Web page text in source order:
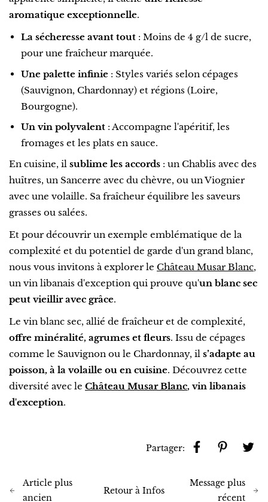
aromatique exceptionnelle.
La sécheresse avant tout : Moins de 4 g/l de sucre,
pour une fraîcheur marquée.
Une palette infinie : Styles variés selon cépages
(Sauvignon, Chardonnay) et régions (Loire,
Bourgogne).
Un vin polyvalent : Accompagne l'apéritif, les
fromages et les plats en sauce.
En cuisine, il sublime les accords : un Chablis avec des
huîtres, un Sancerre avec du chèvre, ou un Viognier
avec une volaille. Sa fraîcheur équilibre les saveurs
grasses ou salées.
Et pour découvrir un exemple emblématique de la
complexité et du potentiel de garde d'un grand blanc,
nous vous invitons à explorer le Château Musar Blanc,
un vin libanais d'exception qui prouve qu'un blanc sec
peut vieillir avec grâce.
Le vin blanc sec, allié de fraîcheur et de complexité,
offre minéralité, agrumes et fleurs. Issu de cépages
comme le Sauvignon ou le Chardonnay, il s’adapte au
poisson, à la volaille ou en cuisine. Découvrez cette
diversité avec le Château Musar Blanc, vin libanais
d'exception.
Partager:
Article plus
ancien
Retour à Infos
Message plus
récent